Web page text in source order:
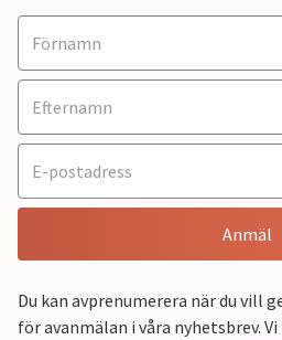
Anmäl
Du kan avprenumerera när du vill
för avanmälan i våra nyhetsbrev.